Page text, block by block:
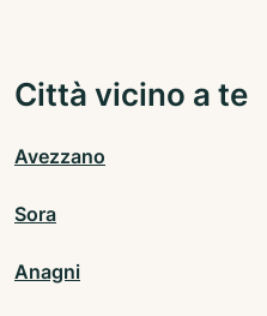
Città vicino a te
Avezzano
Sora
Anagni